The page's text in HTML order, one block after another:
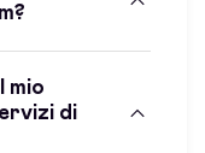
mio
di